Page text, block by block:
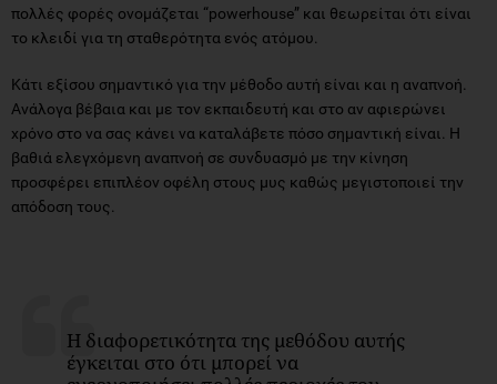
πολλές φορές ονομάζεται “powerhouse” και θεωρείται ότι είναι
το κλειδί για τη σταθερότητα ενός ατόμου.
Κάτι εξίσου σημαντικό για την μέθοδο αυτή είναι και η αναπνοή.
Ανάλογα βέβαια και με τον εκπαιδευτή και στο αν αφιερώνει
χρόνο στο να σας κάνει να καταλάβετε πόσο σημαντική είναι. Η
βαθιά ελεγχόμενη αναπνοή σε συνδυασμό με την κίνηση
προσφέρει επιπλέον οφέλη στους μυς καθώς μεγιστοποιεί την
απόδοση τους.
Η διαφορετικότητα της μεθόδου αυτής
έγκειται στο ότι μπορεί να